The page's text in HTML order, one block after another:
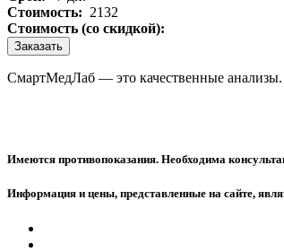
Стоимость: 2132
Стоимость (со скидкой):
Заказать
СмартМедЛаб — это качественные
Имеются противопоказания. Необходима
Информация и цены, представленные на сайте,